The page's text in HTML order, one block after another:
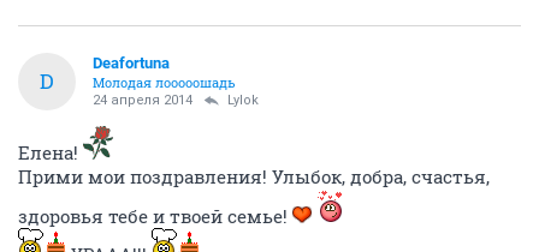
D
Deafortuna
Молодая лооооошадь
24 апреля 2014 Lylok
Елена!
Прими мои поздравления! Улыбок, добра, счастья,
здоровья тебе и твоей семье!